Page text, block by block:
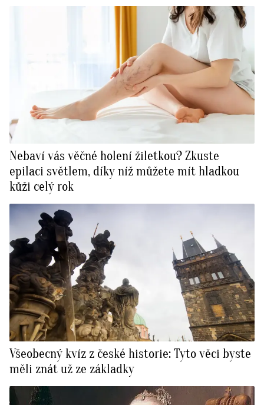
Nebaví vás věčné holení žiletkou? Zkuste
epilaci světlem, díky níž můžete mít hladkou
kůži celý rok
Všeobecný kvíz z české historie: Tyto věci byste
měli znát už ze základky